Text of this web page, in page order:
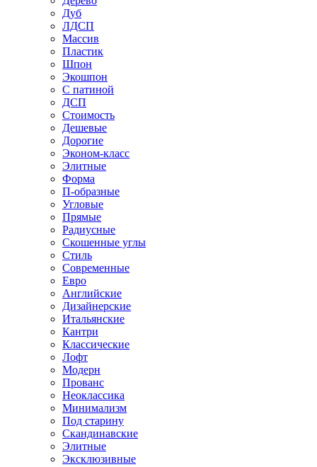
Дуб
ЛДСП
Массив
Пластик
Шпон
Экошпон
С патиной
ДСП
Стоимость
Дешевые
Дорогие
Эконом-класс
Элитные
Форма
П-образные
Угловые
Прямые
Радиусные
Скошенные углы
Стиль
Современные
Евро
Английские
Дизайнерские
Итальянские
Кантри
Классические
Лофт
Модерн
Прованс
Неоклассика
Минимализм
Под старину
Скандинавские
Элитные
Эксклюзивные